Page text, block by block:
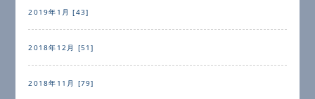
2019年1月 [43]
2018年12月 [51]
2018年11月 [79]